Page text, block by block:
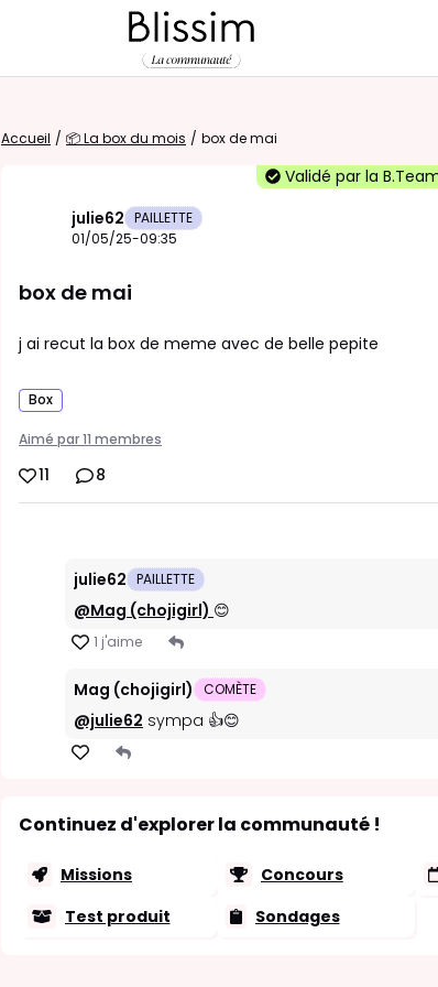
Accueil / 📦 La box du mois / box de mai
Validé par la
julie62 PAILLETTE
01/05/25-09:35
box de mai
j ai recut la box de meme avec de belle pepite
Box
Aimé par 11 membres
11 8
julie62 PAILLETTE
@Mag (chojigirl) 😊
1 j'aime
Mag (chojigirl) COMÈTE
@julie62 sympa 👍😊
Continuez d'explorer la communauté !
Missions
Concours
Test produit
Sondages